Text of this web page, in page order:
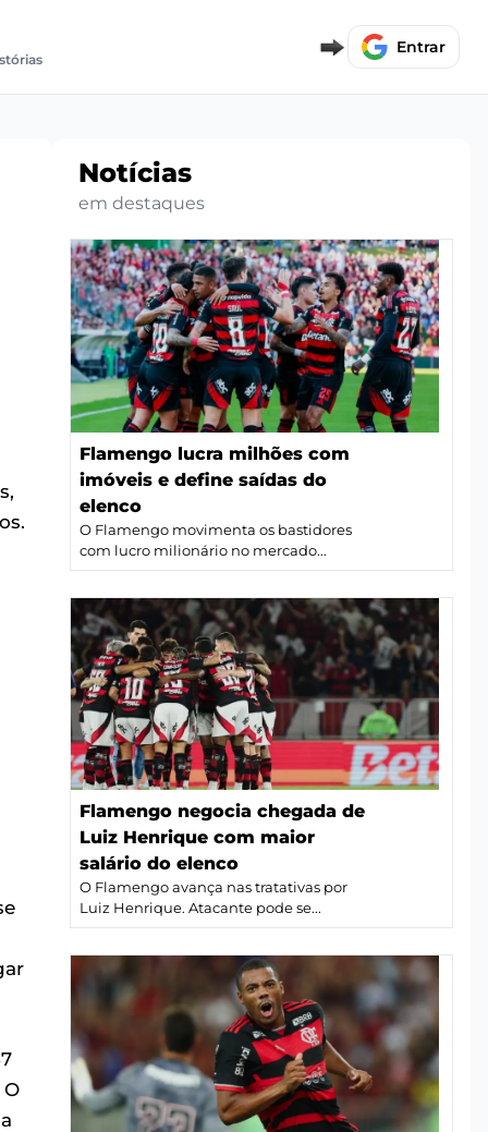
Entrar
Notícias
em destaques
Flamengo lucra milhões com
imóveis e define saídas do
elenco
O Flamengo movimenta os bastidores
com lucro milionário no mercado...
Flamengo negocia chegada de
Luiz Henrique com maior
salário do elenco
O Flamengo avança nas tratativas por
Luiz Henrique. Atacante pode se...